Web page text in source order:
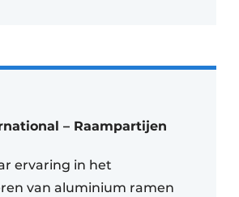
– Raampartijen
ervaring in het
van aluminium ramen